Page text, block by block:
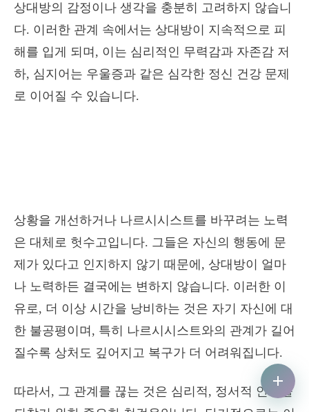
상대방의 감정이나 생각을 충분히 고려하지 않습니
다. 이러한 관계 속에서는 상대방이 지속적으로 피
해를 입게 되며, 이는 심리적인 무력감과 자존감 저
하, 심지어는 우울증과 같은 심각한 정신 건강 문제
로 이어질 수 있습니다.
상황을 개선하거나 나르시시스트를 바꾸려는 노력
은 대체로 헛수고입니다. 그들은 자신의 행동에 문
제가 있다고 인지하지 않기 때문에, 상대방이 얼마
나 노력하든 결국에는 변하지 않습니다. 이러한 이
유로, 더 이상 시간을 낭비하는 것은 자기 자신에 대
한 불공평이며, 특히 나르시시스트와의 관계가 길어
질수록 상처도 깊어지고 복구가 더 어려워집니다.
따라서, 그 관계를 끊는 것은 심리적, 정서적 안정을